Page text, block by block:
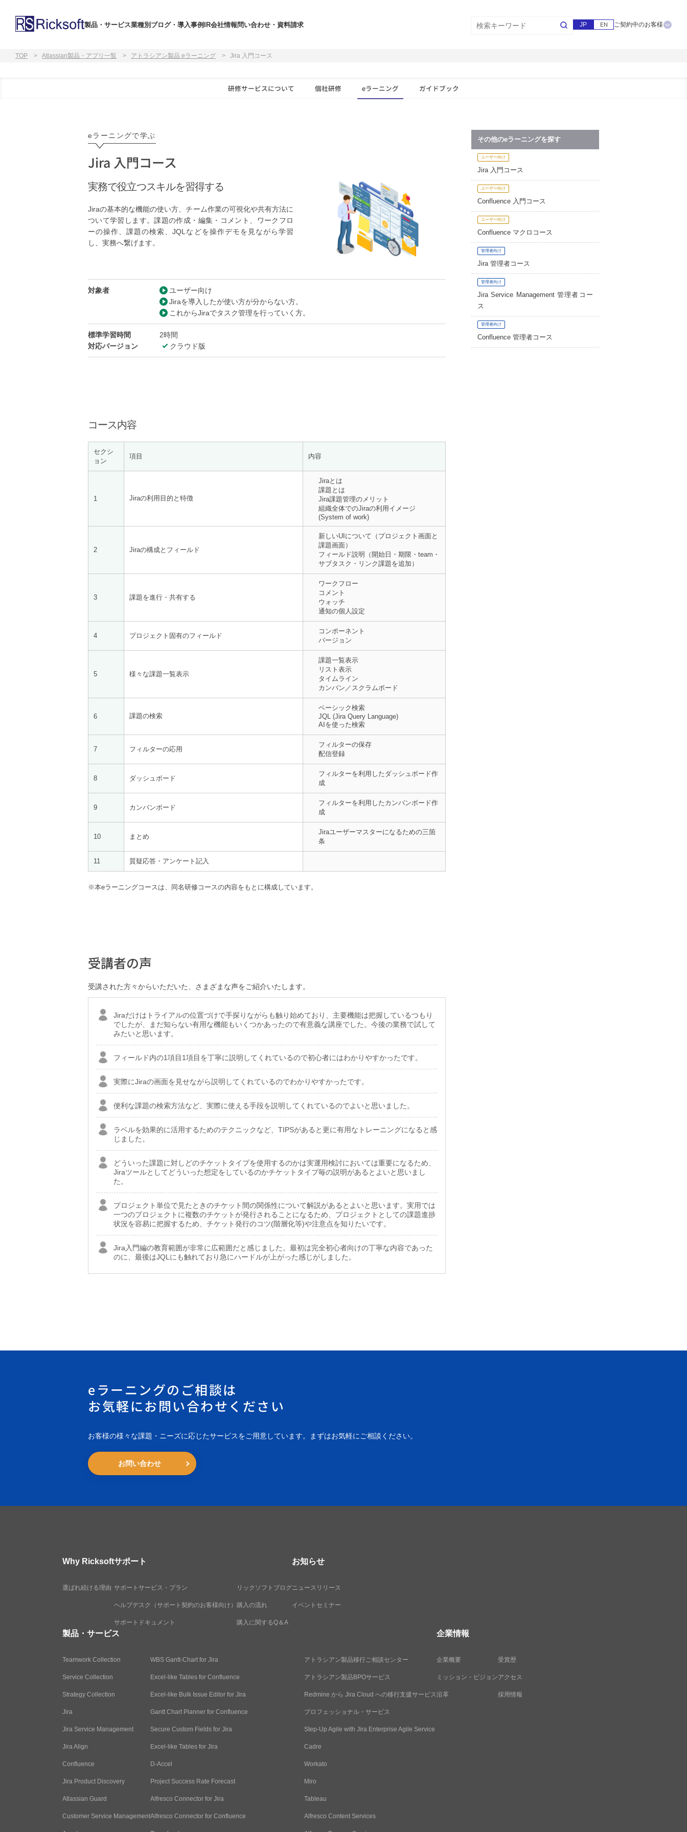
製品・サービス業種別 ブログ・導入事例IR会社情報問い合わせ・資料請求 JP EN ご契約中のお客様
TOP Atlassian製品・アプリ一覧 アトラシアン製品 eラーニング Jira 入門コース
研修サービスについて 個社研修 eラーニング ガイドブック
eラーニングで学ぶ
Jira 入門コース
実務で役立つスキルを習得する
Jiraの基本的な機能の使い方、チーム作業の可視化や共有方法に
ついて学習します。課題の作成・編集・コメント、ワークフロ
ーの操作、課題の検索、JQLなどを操作デモを見ながら学習
し、実務へ繋げます。
対象者
ユーザー向け
Jiraを導入したが使い方が分からない方。
これからJiraでタスク管理を行っていく方。
標準学習時間
2時間
対応バージョン
クラウド版
コース内容
セクシ
ョン
項目 内容
1 Jiraの利用目的と特徴
Jiraとは
課題とは
Jira課題管理のメリット
組織全体でのJiraの利用イメージ
(System of work)
2 Jiraの構成とフィールド
新しいUIについて（プロジェクト画面と
課題画面）
フィールド説明（開始日・期限・team・
サブタスク・リンク課題を追加）
3 課題を進行・共有する
ワークフロー
コメント
ウォッチ
通知の個人設定
4 プロジェクト固有のフィールド
コンポーネント
バージョン
5 様々な課題一覧表示
課題一覧表示
リスト表示
タイムライン
カンバン／スクラムボード
6 課題の検索
ベーシック検索
JQL (Jira Query Language)
AIを使った検索
7 フィルターの応用
フィルターの保存
配信登録
8 ダッシュボード
フィルターを利用したダッシュボード作
成
9 カンバンボード
フィルターを利用したカンバンボード作
成
10 まとめ
Jiraユーザーマスターになるための三箇
条
11 質疑応答・アンケート記入
※本eラーニングコースは、同名研修コースの内容をもとに構成しています。
受講者の声
受講された方々からいただいた、さまざまな声をご紹介いたします。
Jiraだけはトライアルの位置づけで手探りながらも触り始めており、主要機能は把握しているつもり
でしたが、まだ知らない有用な機能もいくつかあったので有意義な講座でした。今後の業務で試して
みたいと思います。
フィールド内の1項目1項目を丁寧に説明してくれているので初心者にはわかりやすかったです。
実際にJiraの画面を見せながら説明してくれているのでわかりやすかったです。
便利な課題の検索方法など、実際に使える手段を説明してくれているのでよいと思いました。
ラベルを効果的に活用するためのテクニックなど、TIPSがあると更に有用なトレーニングになると感
じました。
どういった課題に対しどのチケットタイプを使用するのかは実運用検討においては重要になるため、
Jiraツールとしてどういった想定をしているのかチケットタイプ毎の説明があるとよいと思いまし
た。
プロジェクト単位で見たときのチケット間の関係性について解説があるとよいと思います。実用では
一つのプロジェクトに複数のチケットが発行されることになるため、プロジェクトとしての課題進捗
状況を容易に把握するため、チケット発行のコツ(階層化等)や注意点を知りたいです。
Jira入門編の教育範囲が非常に広範囲だと感じました。最初は完全初心者向けの丁寧な内容であった
のに、最後はJQLにも触れており急にハードルが上がった感じがしました。
その他のeラーニングを探す
ユーザー向け
Jira 入門コース
ユーザー向け
Confluence 入門コース
ユーザー向け
Confluence マクロコース
管理者向け
Jira 管理者コース
管理者向け
Jira Service Management 管理者コー
ス
管理者向け
Confluence 管理者コース
eラーニングのご相談は
お気軽にお問い合わせください
お客様の様々な課題・ニーズに応じたサービスをご用意しています。まずはお気軽にご相談ください。
お問い合わせ
Why Ricksoft
選ばれ続ける理由
サポート
サポートサービス・プラン
ヘルプデスク（サポート契約のお客様向け）
サポートドキュメント
リックソフトブログ
購入の流れ
購入に関するQ＆A
お知らせ
ニュースリリース
イベントセミナー
製品・サービス
Teamwork Collection
Service Collection
Strategy Collection
Jira
Jira Service Management
Jira Align
Confluence
Jira Product Discovery
Atlassian Guard
Customer Service Management
WBS Gantt-Chart for Jira
Excel-like Tables for Confluence
Excel-like Bulk Issue Editor for Jira
Gantt Chart Planner for Confluence
Secure Custom Fields for Jira
Excel-like Tables for Jira
D-Accel
Project Success Rate Forecast
Alfresco Connector for Jira
Alfresco Connector for Confluence
アトラシアン製品移行ご相談センター
アトラシアン製品BPOサービス
Redmine から Jira Cloud への移行支援サービス
プロフェッショナル・サービス
Step-Up Agile with Jira Enterprise Agile Service
Cadre
Workato
Miro
Tableau
Alfresco Content Services
企業情報
企業概要
ミッション・ビジョン
沿革
受賞歴
アクセス
採用情報